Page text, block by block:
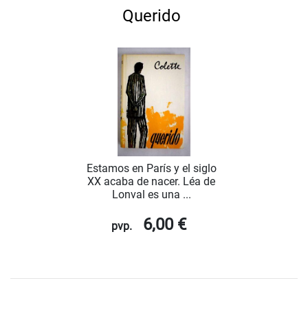
Querido
Estamos en París y el siglo
XX acaba de nacer. Léa de
Lonval es una ...
pvp. 6,00 €